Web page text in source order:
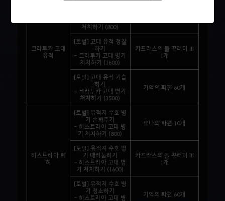
크라투카 고대
유적
처치하기 (800)
[토벌] 고대 유적 정찰
하기
- 크라투카 고대 병기
처치하기 (1600)
카프라스의 돌 꾸러미 III
1개
[토벌] 고대 유적 기습
하기
- 크라투카 고대 병기
처치하기 (3500)
기억의 파편 60개
히스트리아 폐
허
[토벌] 유적지 수호 병
기 손봐주기
- 히스트리아 고대 병
기 처치하기 (800)
요나의 파편 10개
[토벌] 유적지 수호 병
기 때려눕히기
- 히스트리아 고대 병
기 처치하기 (1600)
카프라스의 돌 꾸러미 III
1개
[토벌] 유적지 수호 병
기 청소하기
- 히스트리아 고대 병
기억의 파편 60개